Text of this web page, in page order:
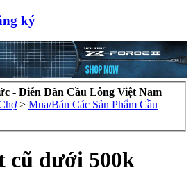
ký
- Diễn Đàn Cầu Lông Việt Nam
> Mua/Bán Các Sản Phẩm Cầu
cũ dưới 500k